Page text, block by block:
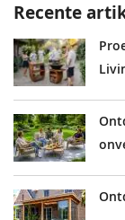
Recente